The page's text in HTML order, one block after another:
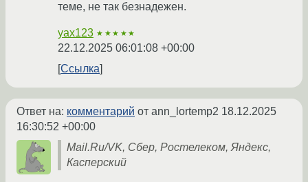
теме, не так безнадежен.
yax123 ★★★★★
22.12.2025 06:01:08 +00:00
Ссылка
Ответ на: комментарий от ann_lortemp2 18.12.2025
16:30:52 +00:00
Mail.Ru/VK, Сбер, Ростелеком, Яндекс,
Касперский